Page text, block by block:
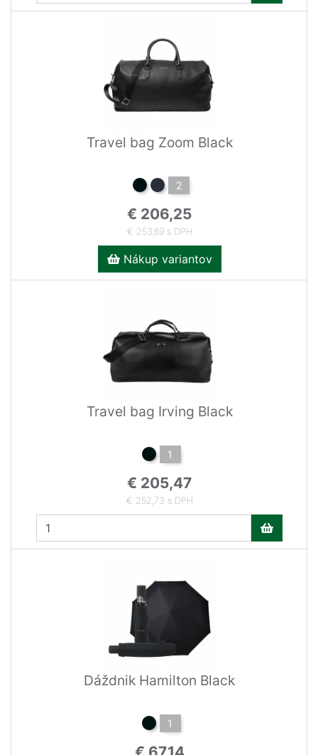
Travel bag Zoom Black
2
€ 206,25
€ 253,69 s DPH
Nákup variantov
Travel bag Irving Black
1
€ 205,47
€ 252,73 s DPH
Dáždnik Hamilton Black
1